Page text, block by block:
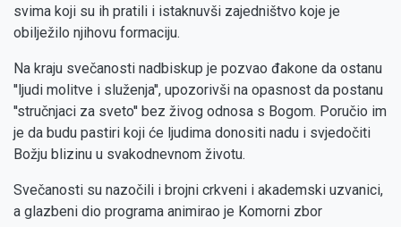
svima koji su ih pratili i istaknuvši zajedništvo koje je
obilježilo njihovu formaciju.
Na kraju svečanosti nadbiskup je pozvao đakone da ostanu
''ljudi molitve i služenja'', upozorivši na opasnost da postanu
''stručnjaci za sveto'' bez živog odnosa s Bogom. Poručio im
je da budu pastiri koji će ljudima donositi nadu i svjedočiti
Božju blizinu u svakodnevnom životu.
Svečanosti su nazočili i brojni crkveni i akademski uzvanici,
a glazbeni dio programa animirao je Komorni zbor